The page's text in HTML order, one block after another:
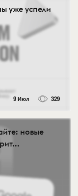
уже успели
9 Июл 329
новые